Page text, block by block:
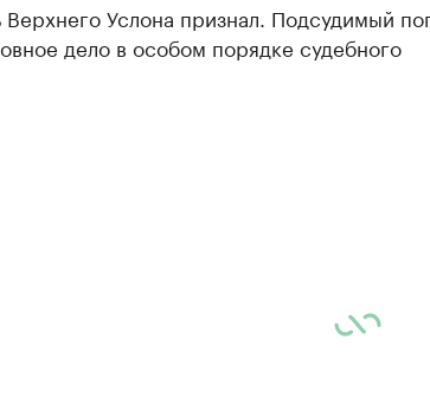
Услона признал. Подсудимый
дело в особом порядке судебного